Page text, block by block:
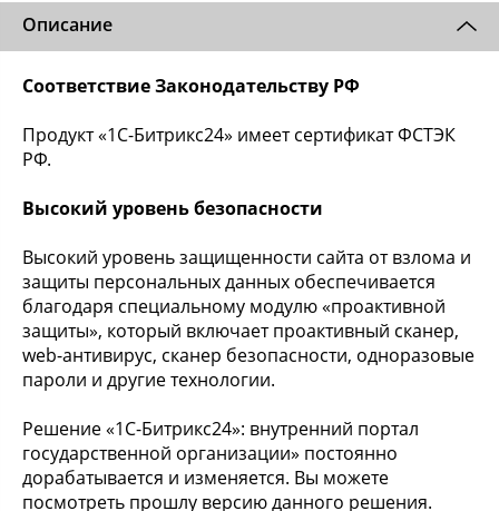
Описание
Соответствие Законодательству РФ
Продукт «1С-Битрикс24» имеет сертификат ФСТЭК
РФ.
Высокий уровень безопасности
Высокий уровень защищенности сайта от взлома и
защиты персональных данных обеспечивается
благодаря специальному модулю «проактивной
защиты», который включает проактивный сканер,
web-антивирус, сканер безопасности, одноразовые
пароли и другие технологии.
Решение «1С-Битрикс24»: внутренний портал
государственной организации» постоянно
дорабатывается и изменяется. Вы можете
посмотреть прошлу версию данного решения.